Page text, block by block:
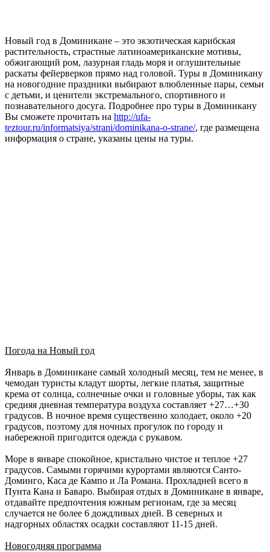
Новый год в Доминикане – это экзотическая карибская
растительность, страстные латиноамериканские мотивы,
обжигающий ром, лазурная гладь моря и оглушительные
раскаты фейерверков прямо над головой. Туры в Доминикану
на новогодние праздники выбирают влюбленные пары, семьи
с детьми, и ценители экстремального, спортивного и
познавательного досуга. Подробнее про туры в Доминикану
Вы сможете прочитать на http://ufa-
teztour.ru/informatsiya/strani/dominikana-o-strane/, где размещена
информация о стране, указаны цены на туры.
Погода на Новый год
Январь в Доминикане самый холодный месяц, тем не менее, в
чемодан туристы кладут шорты, легкие платья, защитные
крема от солнца, солнечные очки и головные уборы, так как
средняя дневная температура воздуха составляет +27…+30
градусов. В ночное время существенно холодает, около +20
градусов, поэтому для ночных прогулок по городу и
набережной пригодится одежда с рукавом.
Море в январе спокойное, кристально чистое и теплое +27
градусов. Самыми горячими курортами являются Санто-
Доминго, Каса де Кампо и Ла Романа. Прохладней всего в
Пунта Кана и Баваро. Выбирая отдых в Доминикане в январе,
отдавайте предпочтения южным регионам, где за месяц
случается не более 6 дождливых дней. В северных и
надгорных областях осадки составляют 11-15 дней.
Новогодняя программа